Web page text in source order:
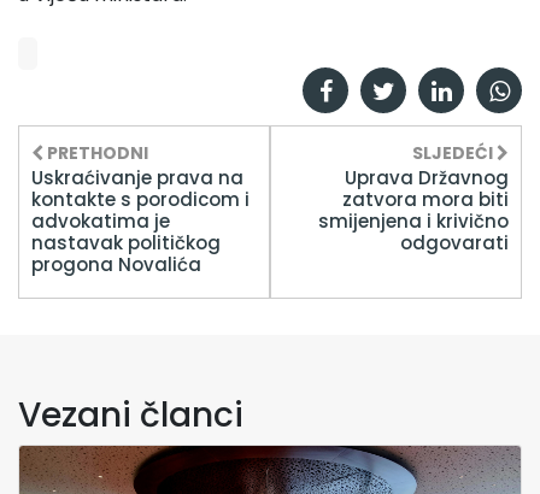
PRETHODNI
Uskraćivanje prava na
kontakte s porodicom i
advokatima je
nastavak političkog
progona Novalića
SLJEDEĆI
Uprava Državnog
zatvora mora biti
smijenjena i krivično
odgovarati
Vezani članci